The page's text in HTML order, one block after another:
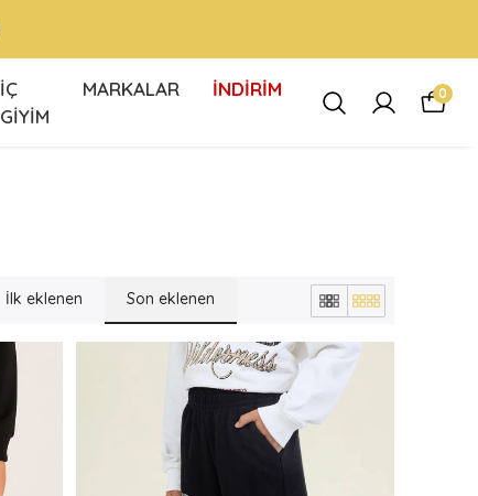
İÇ
GİYİM
MARKALAR İNDİRİM 0
İlk eklenen Son eklenen